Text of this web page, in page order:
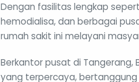
Dengan fasilitas lengkap
hemodialisa, dan berbagai
rumah sakit ini melayani
Berkantor pusat di Tangerang,
yang terpercaya,